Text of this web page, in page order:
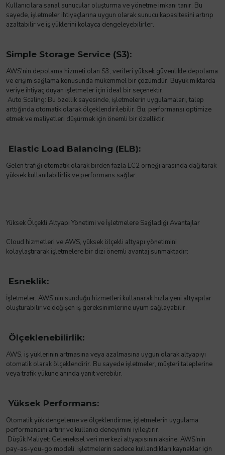
Kullanıcılara sanal sunucular oluşturma ve yönetme imkanı tanır. Bu
sayede, işletmeler ihtiyaçlarına uygun olarak sunucu kapasitesini artırıp
azaltabilir ve iş yüklerini kolayca dengeleyebilirler.
Simple Storage Service (S3):
AWS'nin depolama hizmeti olan S3, verileri yüksek güvenlikle depolama
ve erişim sağlama konusunda mükemmel bir çözümdür. Büyük miktarda
veriye ihtiyaç duyan işletmeler için ideal bir seçenektir.
Auto Scaling: Bu özellik sayesinde, işletmelerin uygulamaları, talep
arttığında otomatik olarak ölçeklendirilebilir. Bu, performansı optimize
etmek ve maliyetleri düşürmek için önemli bir özelliktir.
Elastic Load Balancing (ELB):
Gelen trafiği otomatik olarak birden fazla EC2 örneği arasında dağıtarak
yüksek kullanılabilirlik ve performans sağlar.
Yüksek Ölçekli Altyapı Yönetimi ve İşletmelere Sağladığı Avantajlar
Cloud hizmetleri ve AWS, yüksek ölçekli altyapı yönetimini
kolaylaştırarak işletmelere bir dizi önemli avantaj sunmaktadır:
Esneklik:
İşletmeler, AWS'nin sunduğu hizmetleri kullanarak hızla yeni altyapılar
oluşturabilir ve değişen iş gereksinimlerine uyum sağlayabilir.
Ölçeklenebilirlik:
AWS, iş yüklerinin artmasına veya azalmasına uygun olarak altyapıyı
otomatik olarak ölçeklendirir. Bu sayede işletmeler, müşteri taleplerine
veya trafik yüküne anında yanıt verebilir.
Yüksek Performans:
Otomatik yük dengeleme ve ölçeklendirme, işletmelerin uygulama
performansını artırır ve kullanıcı deneyimini iyileştirir.
Düşük Maliyet: Geleneksel veri merkezi altyapısının aksine, AWS'nin
pay-as-you-go modeli, işletmelerin sadece kullandıkları kaynaklar için